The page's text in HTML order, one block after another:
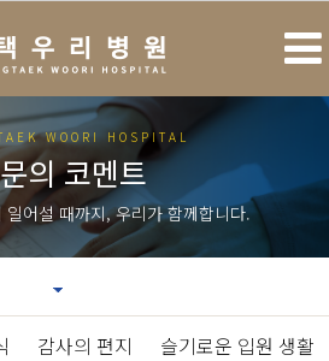
WOORI HOSPITAL
의 코멘트
일어설 때까지, 우리가 함께합니다.
감사의 편지 슬기로운 입원 생활